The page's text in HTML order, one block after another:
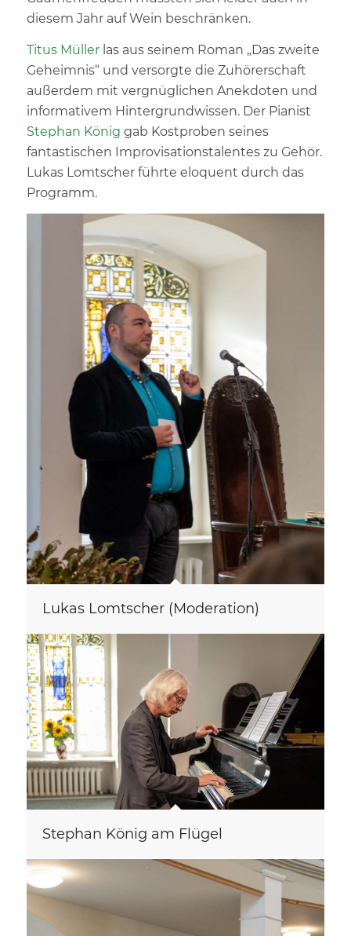
diesem Jahr auf Wein beschränken.
Titus Müllerlas aus seinem Roman „Das zweite
Geheimnis“ und versorgte die Zuhörerschaft
außerdem mit vergnüglichen Anekdoten und
informativem Hintergrundwissen. Der Pianist
Stephan König gab Kostproben seines
fantastischen Improvisationstalentes zu Gehör.
Lukas Lomtscher führte eloquent durch das
Programm.
Lukas Lomtscher (Moderation)
Stephan König am Flügel